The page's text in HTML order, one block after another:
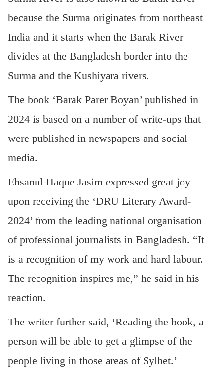
because the Surma originates from northeast
India and it starts when the Barak River
divides at the Bangladesh border into the
Surma and the Kushiyara rivers.
The book ‘Barak Parer Boyan’ published in
2024 is based on a number of write-ups that
were published in newspapers and social
media.
Ehsanul Haque Jasim expressed great joy
upon receiving the ‘DRU Literary Award-
2024’ from the leading national organisation
of professional journalists in Bangladesh. “It
is a recognition of my work and hard labour.
The recognition inspires me,” he said in his
reaction.
The writer further said, ‘Reading the book, a
person will be able to get a glimpse of the
people living in those areas of Sylhet.’